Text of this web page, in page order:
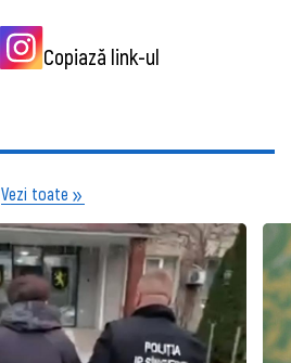
Copiază link-ul
Vezi toate